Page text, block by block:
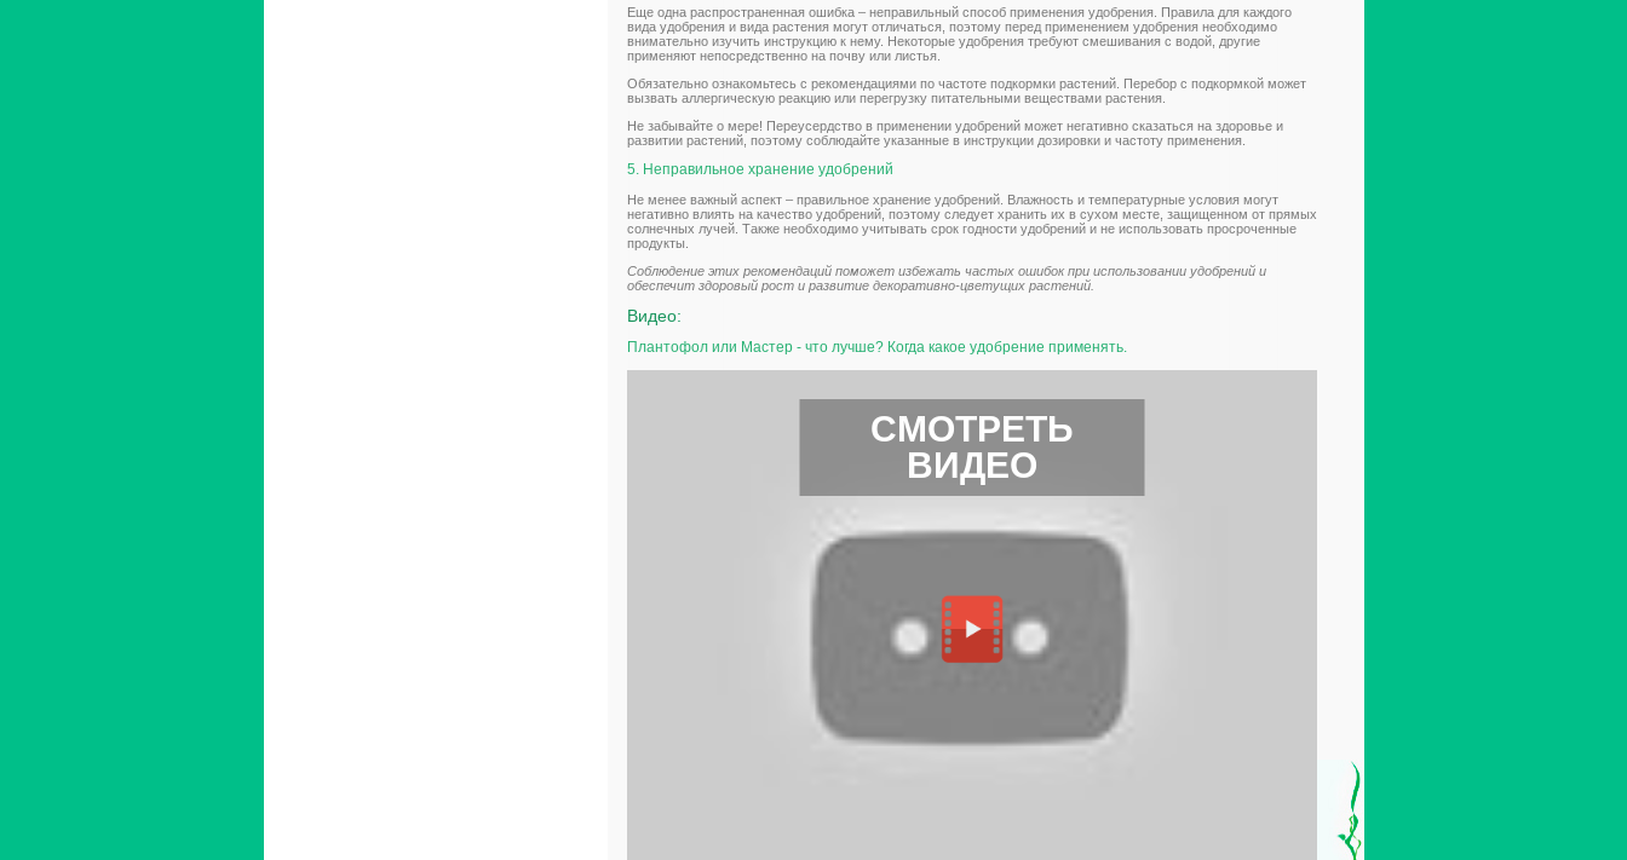
Еще одна распространенная ошибка – неправильный способ применения удобрения. Правила для каждого
вида удобрения и вида растения могут отличаться, поэтому перед применением удобрения необходимо
внимательно изучить инструкцию к нему. Некоторые удобрения требуют смешивания с водой, другие
применяют непосредственно на почву или листья.
Обязательно ознакомьтесь с рекомендациями по частоте подкормки растений. Перебор с подкормкой может
вызвать аллергическую реакцию или перегрузку питательными веществами растения.
Не забывайте о мере! Переусердство в применении удобрений может негативно сказаться на здоровье и
развитии растений, поэтому соблюдайте указанные в инструкции дозировки и частоту применения.
5. Неправильное хранение удобрений
Не менее важный аспект – правильное хранение удобрений. Влажность и температурные условия могут
негативно влиять на качество удобрений, поэтому следует хранить их в сухом месте, защищенном от прямых
солнечных лучей. Также необходимо учитывать срок годности удобрений и не использовать просроченные
продукты.
Соблюдение этих рекомендаций поможет избежать частых ошибок при использовании удобрений и
обеспечит здоровый рост и развитие декоративно-цветущих растений.
Видео:
Плантофол или Мастер - что лучше? Когда какое удобрение применять.
СМОТРЕТЬ
ВИДЕО